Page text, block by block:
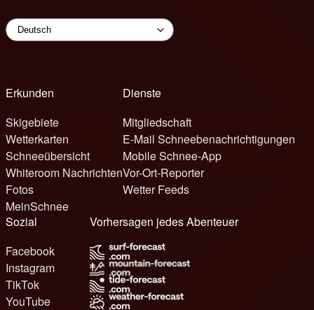
Erkunden
Skigebiete
Wetterkarten
Schneeübersicht
Whiteroom Nachrichten
Fotos
MeinSchnee
Dienste
Mitgliedschaft
E-Mail Schneebenachrichtigungen
Mobile Schnee-App
Vor-Ort-Reporter
Wetter Feeds
Sozial
Facebook
Instagram
TikTok
YouTube
Vorhersagen jedes Abenteuer